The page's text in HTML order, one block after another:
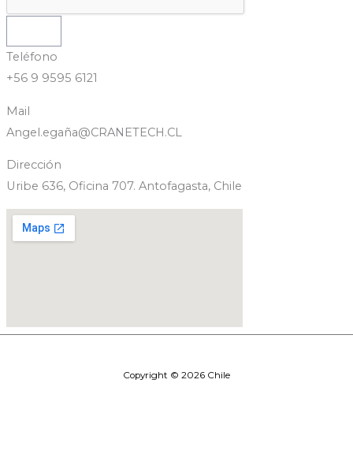
Teléfono
+56 9 9595 6121
Mail
Angel.egaña@CRANETECH.CL
Dirección
Uribe 636, Oficina 707. Antofagasta, Chile
Copyright © 2026 Chile